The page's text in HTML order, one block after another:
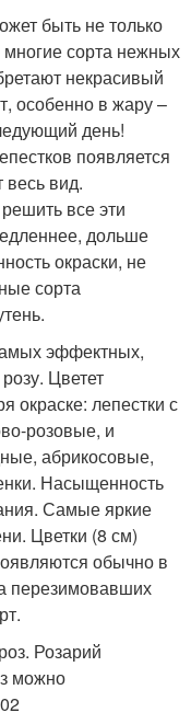
быть не только
сорта нежных
некрасивый
особенно в жару –
день!
появляется
весь вид.
все эти
дольше
окраски, не
сорта
эффектных,
Цветет
окраске: лепестки с
розовые, и
абрикосовые,
Насыщенность
Самые яркие
Цветки (8 см)
обычно в
перезимовавших